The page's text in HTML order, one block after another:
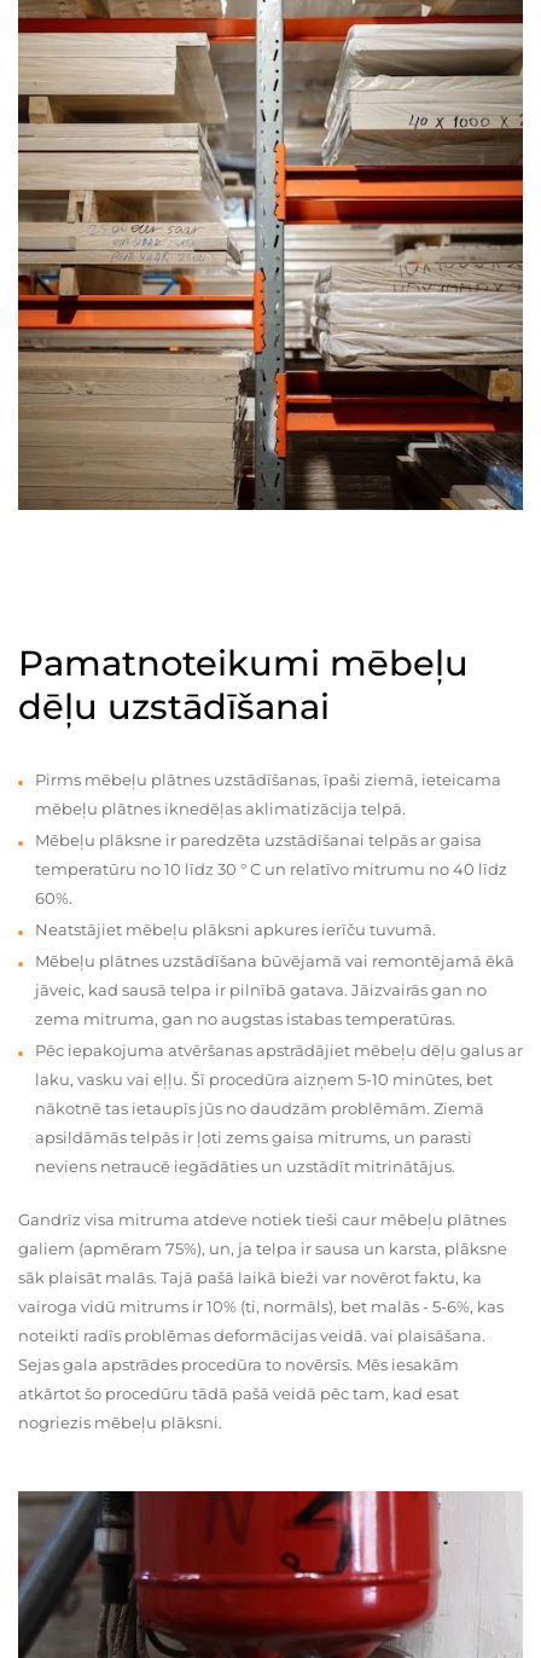
Pamatnoteikumi mēbeļu
dēļu uzstādīšanai
Pirms mēbeļu plātnes uzstādīšanas, īpaši ziemā, ieteicama
mēbeļu plātnes iknedēļas aklimatizācija telpā.
Mēbeļu plāksne ir paredzēta uzstādīšanai telpās ar gaisa
temperatūru no 10 līdz 30 ° C un relatīvo mitrumu no 40 līdz
60%.
Neatstājiet mēbeļu plāksni apkures ierīču tuvumā.
Mēbeļu plātnes uzstādīšana būvējamā vai remontējamā ēkā
jāveic, kad sausā telpa ir pilnībā gatava. Jāizvairās gan no
zema mitruma, gan no augstas istabas temperatūras.
Pēc iepakojuma atvēršanas apstrādājiet mēbeļu dēļu galus ar
laku, vasku vai eļļu. Šī procedūra aizņem 5-10 minūtes, bet
nākotnē tas ietaupīs jūs no daudzām problēmām. Ziemā
apsildāmās telpās ir ļoti zems gaisa mitrums, un parasti
neviens netraucē iegādāties un uzstādīt mitrinātājus.
Gandrīz visa mitruma atdeve notiek tieši caur mēbeļu plātnes
galiem (apmēram 75%), un, ja telpa ir sausa un karsta, plāksne
sāk plaisāt malās. Tajā pašā laikā bieži var novērot faktu, ka
vairoga vidū mitrums ir 10% (ti, normāls), bet malās - 5-6%, kas
noteikti radīs problēmas deformācijas veidā. vai plaisāšana.
Sejas gala apstrādes procedūra to novērsīs. Mēs iesakām
atkārtot šo procedūru tādā pašā veidā pēc tam, kad esat
nogriezis mēbeļu plāksni.